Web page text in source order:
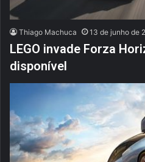
Thiago Machuca 13 de junho de
LEGO invade Forza
disponível